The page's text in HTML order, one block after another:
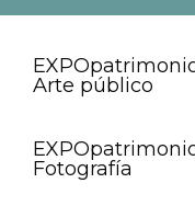
Arte público
Fotografía